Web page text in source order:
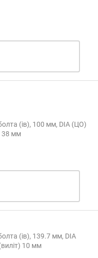
(ів), 100 мм, DIA (ЦО)
38 мм
(ів), 139.7 мм, DIA
10 мм